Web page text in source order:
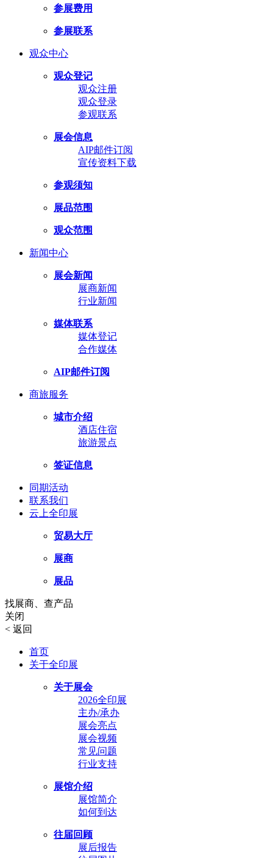
参展费用
参展联系
观众中心
观众登记
观众注册
观众登录
参观联系
展会信息
AIP邮件订阅
宣传资料下载
参观须知
展品范围
观众范围
新闻中心
展会新闻
展商新闻
行业新闻
媒体联系
媒体登记
合作媒体
AIP邮件订阅
商旅服务
城市介绍
酒店住宿
旅游景点
签证信息
同期活动
联系我们
云上全印展
贸易大厅
展商
展品
找展商、查产品
关闭
< 返回
首页
关于全印展
关于展会
2026全印展
主办/承办
展会亮点
展会视频
常见问题
行业支持
展馆介绍
展馆简介
如何到达
往届回顾
展后报告